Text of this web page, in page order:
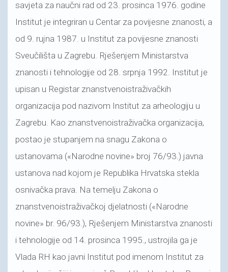
savjeta za naučni rad od 23. prosinca 1976. godine
Institut je integriran u Centar za povijesne znanosti, a
od 9. rujna 1987. u Institut za povijesne znanosti
Sveučilišta u Zagrebu. Rješenjem Ministarstva
znanosti i tehnologije od 28. srpnja 1992. Institut je
upisan u Registar znanstvenoistraživačkih
organizacija pod nazivom Institut za arheologiju u
Zagrebu. Kao znanstvenoistraživačka organizacija,
postao je stupanjem na snagu Zakona o
ustanovama («Narodne novine» broj 76/93.) javna
ustanova nad kojom je Republika Hrvatska stekla
osnivačka prava. Na temelju Zakona o
znanstvenoistraživačkoj djelatnosti («Narodne
novine» br. 96/93.), Rješenjem Ministarstva znanosti
i tehnologije od 14. prosinca 1995., ustrojila ga je
Vlada RH kao javni Institut pod imenom Institut za